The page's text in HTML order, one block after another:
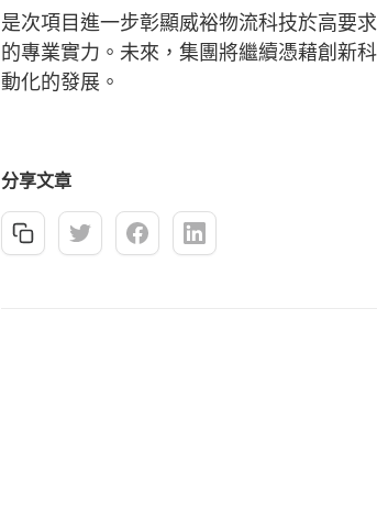
是次項目進一步彰顯威裕物流科技於高要
的專業實力。未來，集團將繼續憑藉創新
動化的發展。
分享文章